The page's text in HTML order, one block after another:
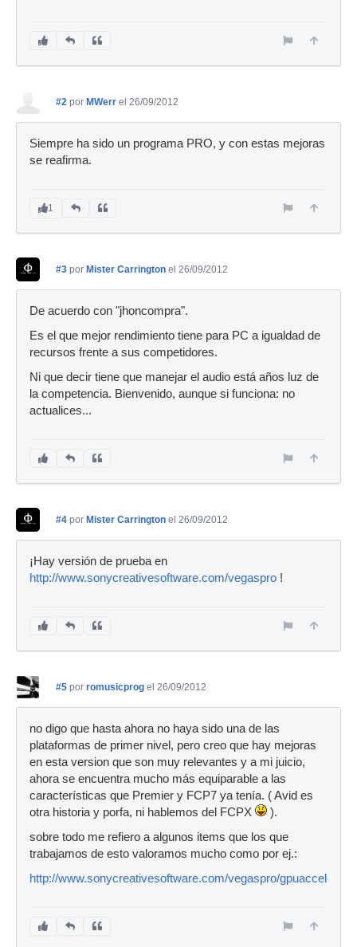
#2 por MWerr el 26/09/2012
Siempre ha sido un programa PRO, y con estas mejoras
se reafirma.
1
#3 por Mister Carrington el 26/09/2012
De acuerdo con "jhoncompra".
Es el que mejor rendimiento tiene para PC a igualdad de
recursos frente a sus competidores.
Ni que decir tiene que manejar el audio está años luz de
la competencia. Bienvenido, aunque si funciona: no
actualices...
#4 por Mister Carrington el 26/09/2012
¡Hay versión de prueba en
http://www.sonycreativesoftware.com/vegaspro !
#5 por romusicprog el 26/09/2012
no digo que hasta ahora no haya sido una de las
plataformas de primer nivel, pero creo que hay mejoras
en esta version que son muy relevantes y a mi juicio,
ahora se encuentra mucho más equiparable a las
características que Premier y FCP7 ya tenía. ( Avid es
otra historia y porfa, ni hablemos del FCPX
).
sobre todo me refiero a algunos items que los que
trabajamos de esto valoramos mucho como por ej.:
http://www.sonycreativesoftware.com/vegaspro/